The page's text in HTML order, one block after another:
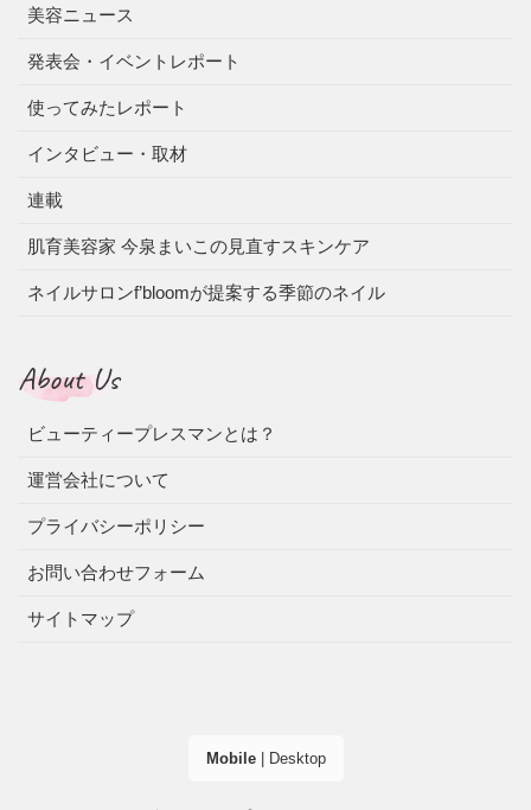
美容ニュース
発表会・イベントレポート
使ってみたレポート
インタビュー・取材
連載
肌育美容家 今泉まいこの見直すスキンケア
ネイルサロンf’bloomが提案する季節のネイル
About Us
ビューティープレスマンとは？
運営会社について
プライバシーポリシー
お問い合わせフォーム
サイトマップ
Mobile| Desktop